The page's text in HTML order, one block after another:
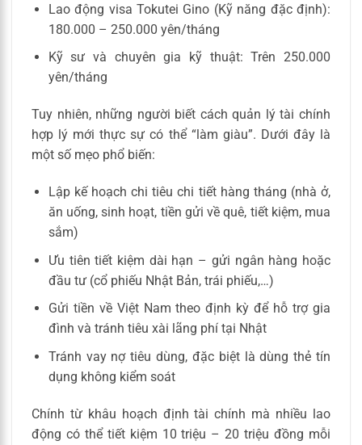
Lao động visa Tokutei Gino (Kỹ năng đặc định):
180.000 – 250.000 yên/tháng
Kỹ sư và chuyên gia kỹ thuật: Trên 250.000
yên/tháng
Tuy nhiên, những người biết cách quản lý tài chính
hợp lý mới thực sự có thể “làm giàu”. Dưới đây là
một số mẹo phổ biến:
Lập kế hoạch chi tiêu chi tiết hàng tháng (nhà ở,
ăn uống, sinh hoạt, tiền gửi về quê, tiết kiệm, mua
sắm)
Ưu tiên tiết kiệm dài hạn – gửi ngân hàng hoặc
đầu tư (cổ phiếu Nhật Bản, trái phiếu,…)
Gửi tiền về Việt Nam theo định kỳ để hỗ trợ gia
đình và tránh tiêu xài lãng phí tại Nhật
Tránh vay nợ tiêu dùng, đặc biệt là dùng thẻ tín
dụng không kiểm soát
Chính từ khâu hoạch định tài chính mà nhiều lao
động có thể tiết kiệm 10 triệu – 20 triệu đồng mỗi